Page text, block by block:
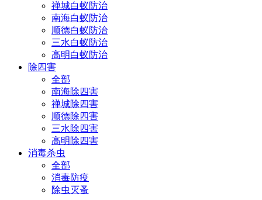
禅城白蚁防治
南海白蚁防治
顺德白蚁防治
三水白蚁防治
高明白蚁防治
除四害
全部
南海除四害
禅城除四害
顺德除四害
三水除四害
高明除四害
消毒杀虫
全部
消毒防疫
除虫灭蚤